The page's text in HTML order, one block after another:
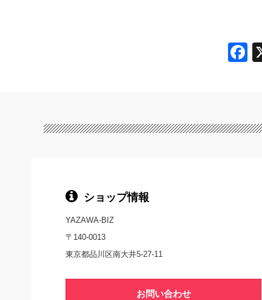
F
b
ショップ情報
YAZAWA-BIZ
〒140-0013
東京都品川区南大井5-27-11
お問い合わせ